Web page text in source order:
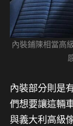
內裝鋪陳相當高
內裝部分則是
們想要讓這輛
與義大利高級